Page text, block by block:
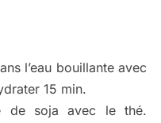
l’eau bouillante avec
15 min.
de soja avec le thé.